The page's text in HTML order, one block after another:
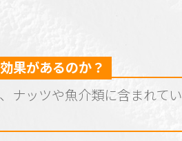
果があるのか？
ナッツや魚介類に含まれて